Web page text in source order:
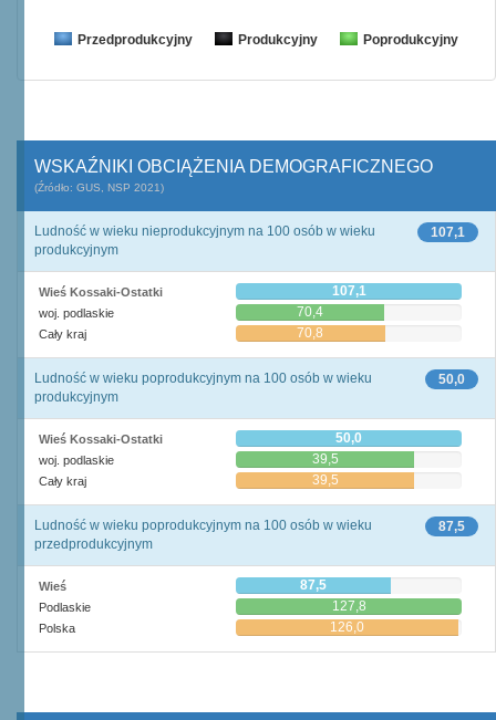
Przedprodukcyjny Produkcyjny Poprodukcyjny
WSKAŹNIKI OBCIĄŻENIA DEMOGRAFICZNEGO
(Źródło: GUS, NSP 2021)
107,1
Ludność w wieku nieprodukcyjnym na 100 osób w wieku
produkcyjnym
Wieś Kossaki-Ostatki 107,1
woj. podlaskie 70,4
Cały kraj 70,8
50,0
Ludność w wieku poprodukcyjnym na 100 osób w wieku
produkcyjnym
Wieś Kossaki-Ostatki 50,0
woj. podlaskie 39,5
Cały kraj 39,5
87,5
Ludność w wieku poprodukcyjnym na 100 osób w wieku
przedprodukcyjnym
Wieś 87,5
Podlaskie 127,8
Polska 126,0